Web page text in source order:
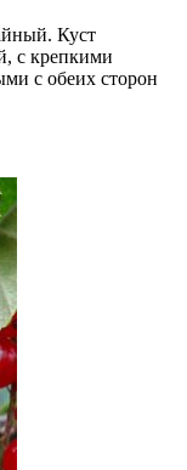
Куст
с крепкими
с обеих сторон